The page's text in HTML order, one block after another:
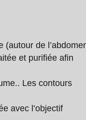
(autour de
et purifiée afin
Les contours
avec l’objectif